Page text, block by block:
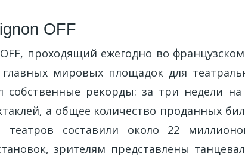
OFF
проходящий ежегодно во
мировых площадок для
собственные рекорды: за три недели
а общее количество проданных
театров составили около 22
зрителям представлены